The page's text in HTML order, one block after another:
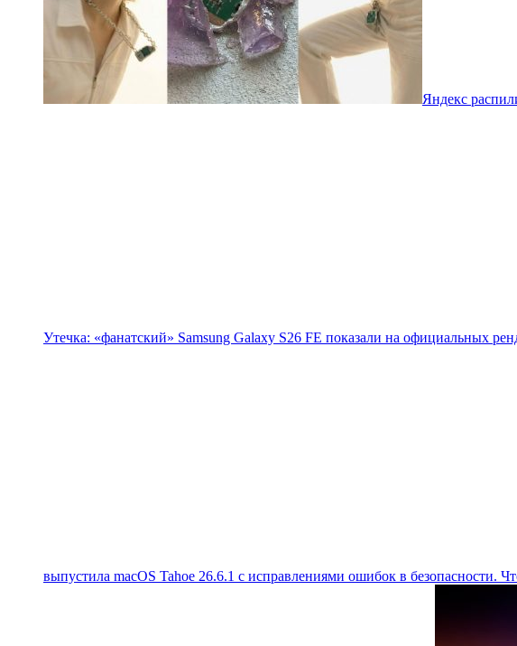
Яндекс
Утечка: «фанатский» Samsung Galaxy S26 FE показали на официальных
выпустила macOS Tahoe 26.6.1 с исправлениями ошибок в безопасности.